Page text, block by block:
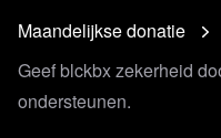
Maandelijkse donatie
Geef blckbx zekerheid
ondersteunen.